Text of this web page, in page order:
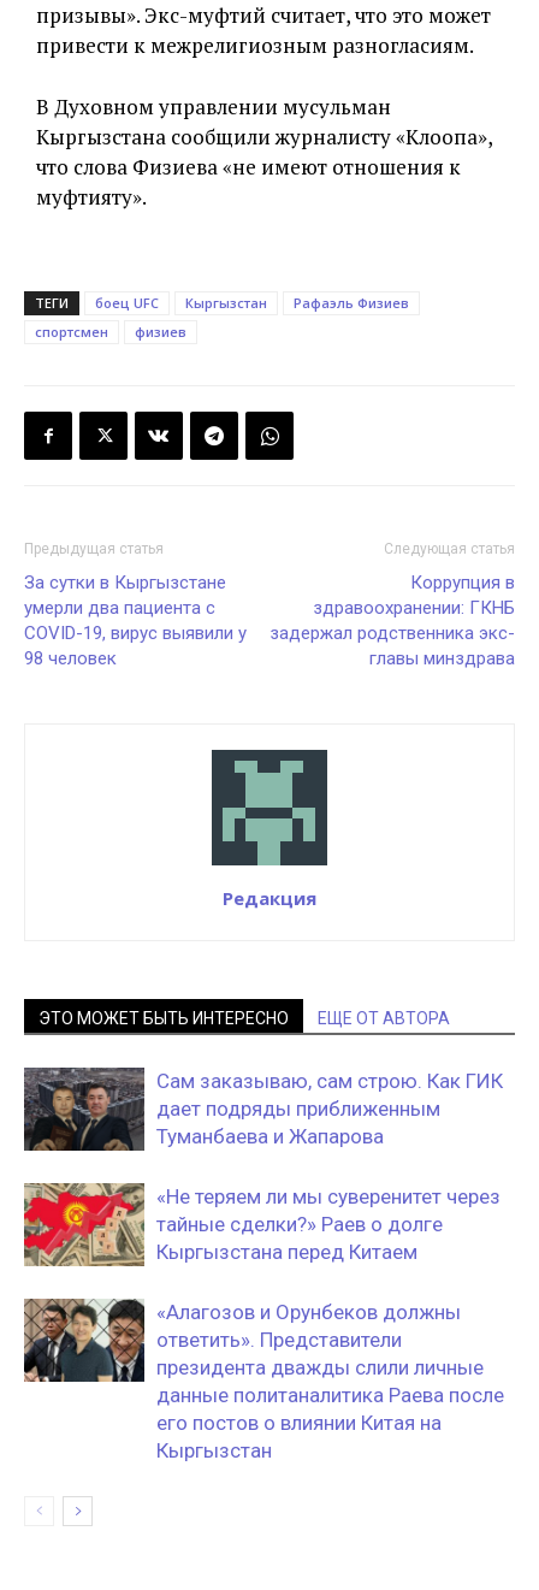
призывы». Экс-муфтий считает, что это может
привести к межрелигиозным разногласиям.
В Духовном управлении мусульман
Кыргызстана сообщили журналисту «Клоопа»,
что слова Физиева «не имеют отношения к
муфтияту».
ТЕГИ боец UFC Кыргызстан
Рафаэль Физиев
спортсмен
физиев
Предыдущая статья
За сутки в Кыргызстане
умерли два пациента с
COVID-19, вирус выявили у
98 человек
Следующая статья
Коррупция в
здравоохранении: ГКНБ
задержал родственника экс-
главы минздрава
Редакция
ЭТО МОЖЕТ БЫТЬ ИНТЕРЕСНО ЕЩЕ ОТ АВТОРА
Сам заказываю, сам строю. Как ГИК
дает подряды приближенным
Туманбаева и Жапарова
«Не теряем ли мы суверенитет через
тайные сделки?» Раев о долге
Кыргызстана перед Китаем
«Алагозов и Орунбеков должны
ответить». Представители
президента дважды слили личные
данные политаналитика Раева после
его постов о влиянии Китая на
Кыргызстан